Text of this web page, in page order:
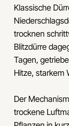
Klassische
trocknen
Blitzdürre
Tagen,
Hitze, starkem
Der
trockene